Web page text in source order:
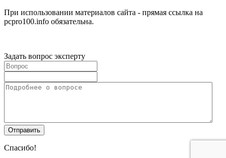
При использовании материалов сайта - прямая ссылка на
pcpro100.info обязательна.
Задать вопрос эксперту
Спасибо!